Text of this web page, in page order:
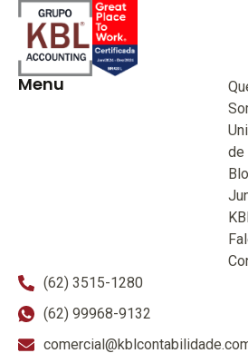
Menu
de
(62) 3515-1280
(62) 99968-9132